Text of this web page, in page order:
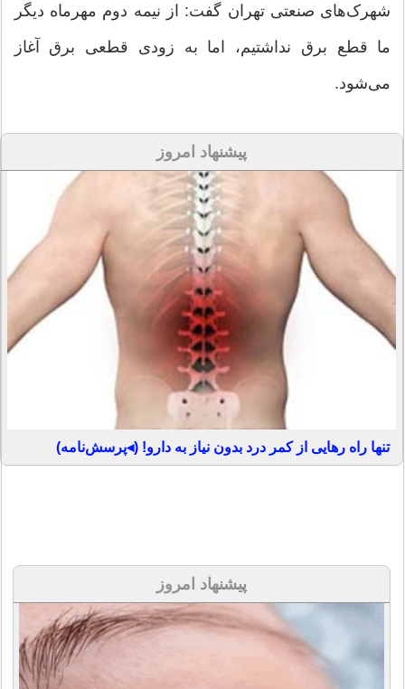
شهرک‌های صنعتی تهران گفت: از نیمه دوم مهرماه دیگر
ما قطع برق نداشتیم، اما به زودی قطعی برق آغاز
می‌شود.
پیشنهاد امروز
تنها راه رهایی از کمر درد بدون نیاز به دارو! (◂پرسش‌نامه)
پیشنهاد امروز